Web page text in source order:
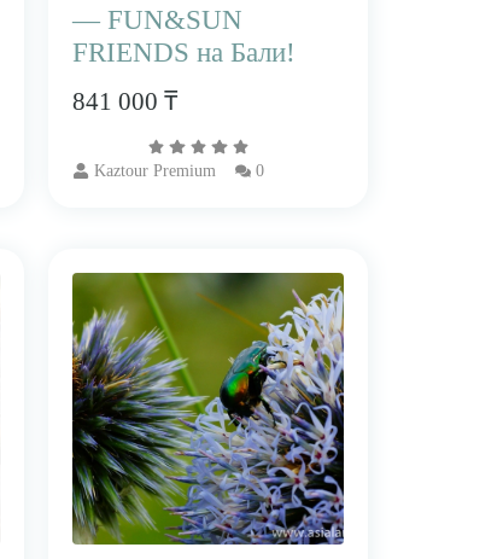
— FUN&SUN
FRIENDS на Бали!
841 000 ₸
Kaztour Premium 0